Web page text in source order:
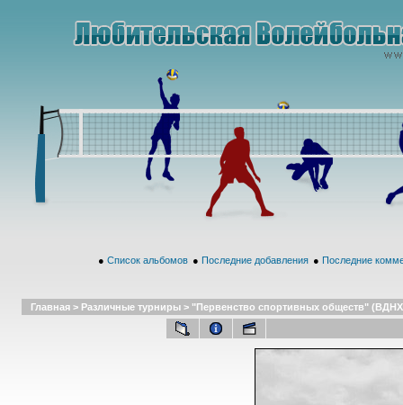
● Список альбомов ● Последние добавления ● Последние
Главная > Различные турниры > "Первенство спортивных обществ"